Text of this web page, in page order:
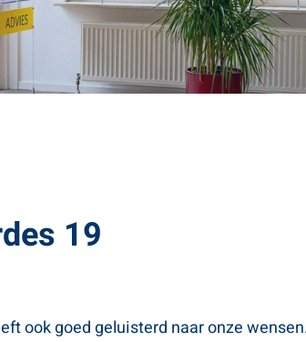
19
ook goed geluisterd naar onze